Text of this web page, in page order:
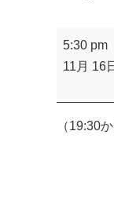
い
ず
教
会
5:30 pm
11月 16
（19:30